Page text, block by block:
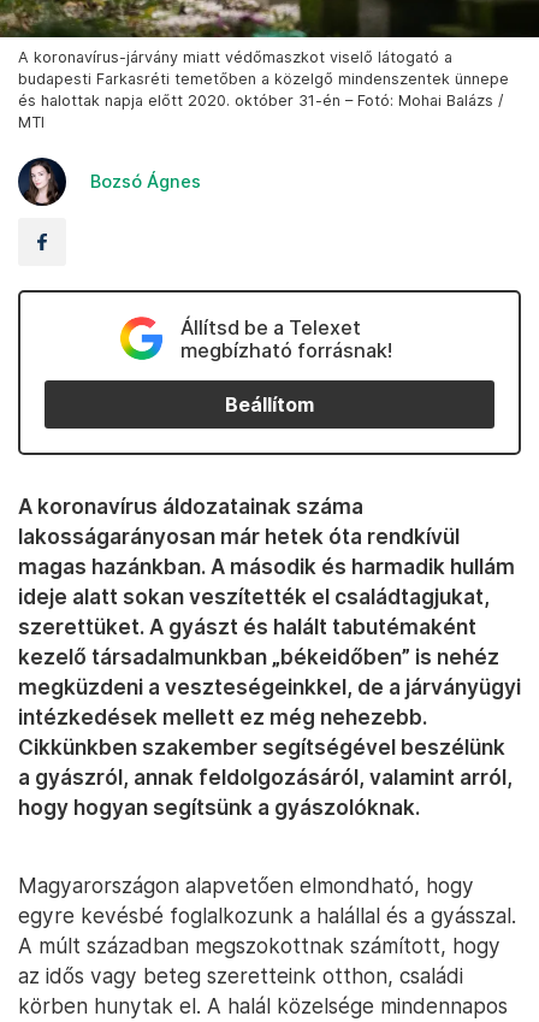
A koronavírus-járvány miatt védőmaszkot viselő látogató a
budapesti Farkasréti temetőben a közelgő mindenszentek ünnepe
és halottak napja előtt 2020. október 31-én – Fotó: Mohai Balázs /
MTI
Bozsó Ágnes
Állítsd be a Telexet
megbízható forrásnak!
Beállítom
A koronavírus áldozatainak száma
lakosságarányosan már hetek óta rendkívül
magas hazánkban. A második és harmadik hullám
ideje alatt sokan veszítették el családtagjukat,
szerettüket. A gyászt és halált tabutémaként
kezelő társadalmunkban „békeidőben” is nehéz
megküzdeni a veszteségeinkkel, de a járványügyi
intézkedések mellett ez még nehezebb.
Cikkünkben szakember segítségével beszélünk
a gyászról, annak feldolgozásáról, valamint arról,
hogy hogyan segítsünk a gyászolóknak.
Magyarországon alapvetően elmondható, hogy
egyre kevésbé foglalkozunk a halállal és a gyásszal.
A múlt században megszokottnak számított, hogy
az idős vagy beteg szeretteink otthon, családi
körben hunytak el. A halál közelsége mindennapos